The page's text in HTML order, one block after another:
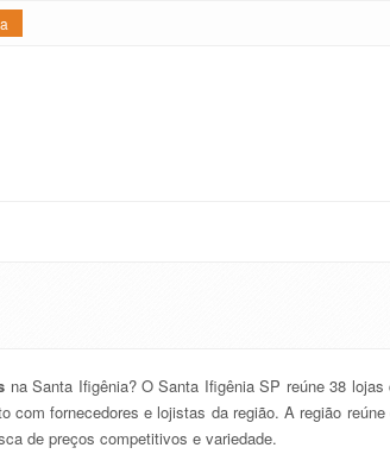
na Santa Ifigênia? O Santa Ifigênia SP reúne 38
com fornecedores e lojistas da região. A região
de preços competitivos e variedade.